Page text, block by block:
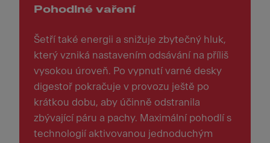
Pohodlné vaření
Šetří také energii a snižuje zbytečný hluk,
který vzniká nastavením odsávání na příliš
vysokou úroveň. Po vypnutí varné desky
digestoř pokračuje v provozu ještě po
krátkou dobu, aby účinně odstranila
zbývající páru a pachy. Maximální pohodlí s
technologií aktivovanou jednoduchým